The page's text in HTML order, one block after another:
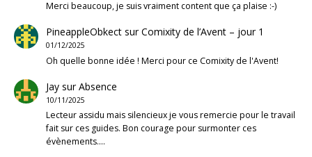
Merci beaucoup, je suis vraiment content que ça plaise :-)
PineappleObkectsurComixity de l’Avent – jour 1
01/12/2025
Oh quelle bonne idée ! Merci pour ce Comixity de l'Avent!
JaysurAbsence
10/11/2025
Lecteur assidu mais silencieux je vous remercie pour le travail
fait sur ces guides. Bon courage pour surmonter ces
évènements.…